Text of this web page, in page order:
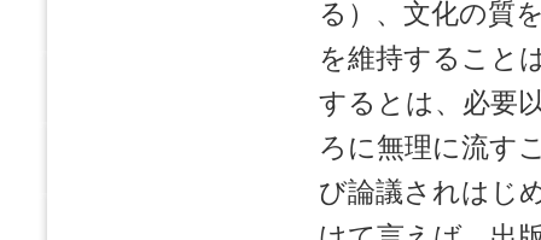
る）、文化の質
を維持すること
するとは、必要
ろに無理に流す
び論議されはじ